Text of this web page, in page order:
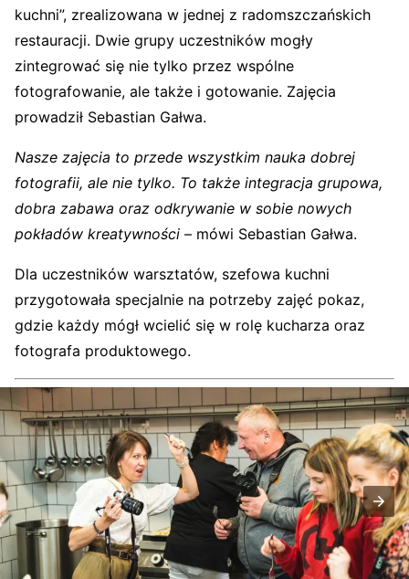
kuchni”, zrealizowana w jednej z radomszczańskich
restauracji. Dwie grupy uczestników mogły
zintegrować się nie tylko przez wspólne
fotografowanie, ale także i gotowanie. Zajęcia
prowadził Sebastian Gałwa.
Nasze zajęcia to przede wszystkim nauka dobrej
fotografii, ale nie tylko. To także integracja grupowa,
dobra zabawa oraz odkrywanie w sobie nowych
pokładów kreatywności – mówi Sebastian Gałwa.
Dla uczestników warsztatów, szefowa kuchni
przygotowała specjalnie na potrzeby zajęć pokaz,
gdzie każdy mógł wcielić się w rolę kucharza oraz
fotografa produktowego.